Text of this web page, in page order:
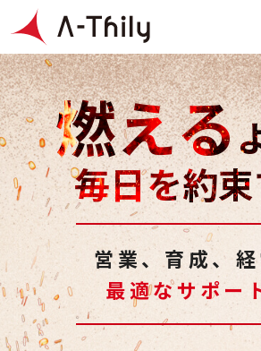
燃える
毎日を約
営業、育成、
最適なサポー